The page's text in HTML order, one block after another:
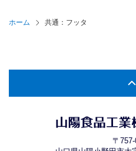
ホーム 共通：フッタ
〒